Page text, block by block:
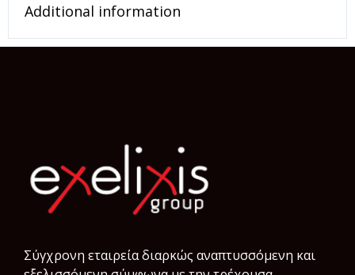
Additional information
Σύγχρονη εταιρεία διαρκώς αναπτυσσόμενη και